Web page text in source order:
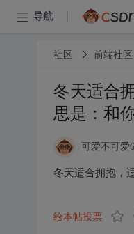
导航
社区 前端社区
冬天适合
思是：和你
可爱不可爱6
冬天适合拥抱，
给本帖投票